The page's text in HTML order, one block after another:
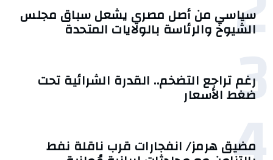
سياسي من أصل مصري يشعل سباق مجلس
الشيوخ والرئاسة بالولايات المتحدة
3
رغم تراجع التضخم.. القدرة الشرائية تحت
ضغط الأسعار
مضيق هرمز/ انفجارات قرب ناقلة نفط